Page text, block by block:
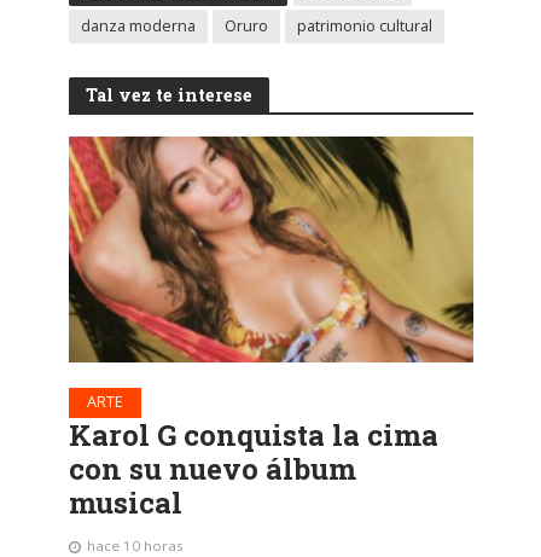
danza moderna
Oruro patrimonio cultural
Tal vez te interese
ARTE
Karol G conquista la cima
con su nuevo álbum
musical
hace 10 horas